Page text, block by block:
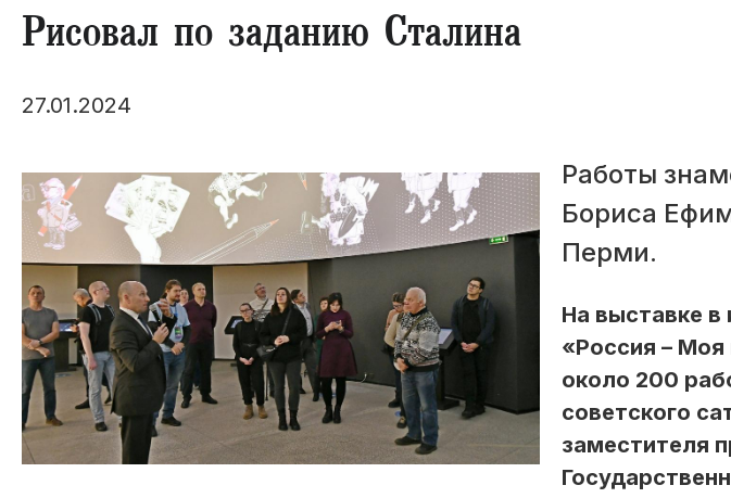
Рисовал по заданию Сталина
27.01.2024
Работы
Бориса
Перми.
На выставке в
«Россия –
около 200
советского
заместителя